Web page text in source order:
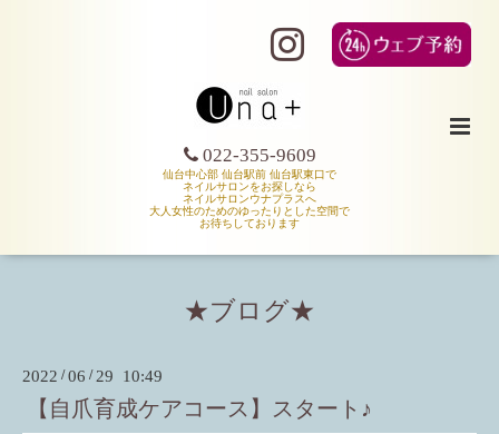
022-355-9609
仙台中心部 仙台駅前 仙台駅東口で
ネイルサロンをお探しなら
ネイルサロンウナプラスへ
大人女性のためのゆったりとした空間で
お待ちしております
★ブログ★
2022 /06 / 29 10:49
【自爪育成ケアコース】スタート♪